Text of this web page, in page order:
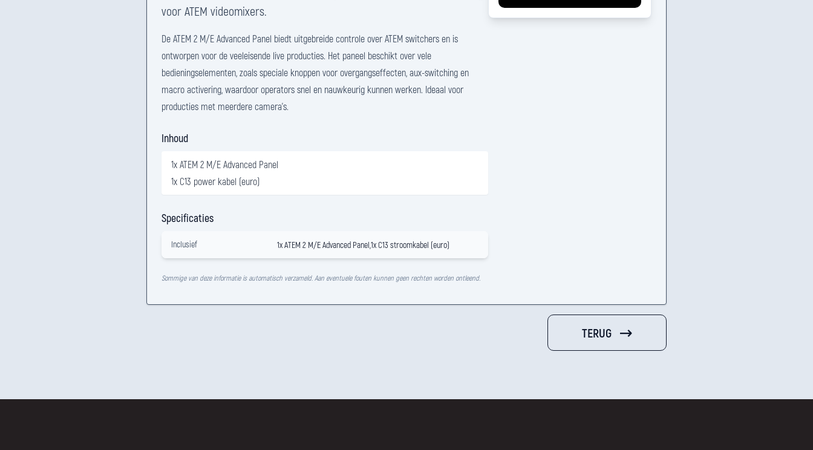
voor ATEM videomixers.
De ATEM 2 M/E Advanced Panel biedt uitgebreide controle over ATEM switchers en is
ontworpen voor de veeleisende live producties. Het paneel beschikt over vele
bedieningselementen, zoals speciale knoppen voor overgangseffecten, aux-switching en
macro activering, waardoor operators snel en nauwkeurig kunnen werken. Ideaal voor
producties met meerdere camera's.
Inhoud
1x ATEM 2 M/E Advanced Panel
1x C13 power kabel (euro)
Specificaties
Inclusief 1x ATEM 2 M/E Advanced Panel,1x C13 stroomkabel (euro)
Sommige van deze informatie is automatisch verzameld. Aan eventuele fouten kunnen geen rechten worden ontleend.
TERUG